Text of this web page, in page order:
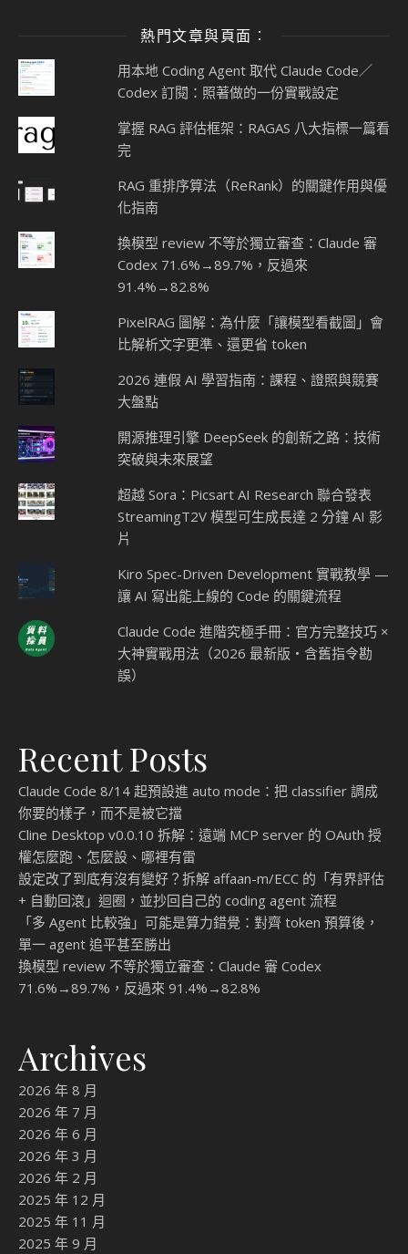
熱門文章與頁面︰
用本地 Coding Agent 取代 Claude Code／
Codex 訂閱：照著做的一份實戰設定
掌握 RAG 評估框架：RAGAS 八大指標一篇看
完
RAG 重排序算法（ReRank）的關鍵作用與優
化指南
換模型 review 不等於獨立審查：Claude 審
Codex 71.6%→89.7%，反過來
91.4%→82.8%
PixelRAG 圖解：為什麼「讓模型看截圖」會
比解析文字更準、還更省 token
2026 連假 AI 學習指南：課程、證照與競賽
大盤點
開源推理引擎 DeepSeek 的創新之路：技術
突破與未來展望
超越 Sora：Picsart AI Research 聯合發表
StreamingT2V 模型可生成長達 2 分鐘 AI 影
片
Kiro Spec-Driven Development 實戰教學 —
讓 AI 寫出能上線的 Code 的關鍵流程
Claude Code 進階究極手冊：官方完整技巧 ×
大神實戰用法（2026 最新版・含舊指令勘
誤）
Recent Posts
Claude Code 8/14 起預設進 auto mode：把 classifier 調成
你要的樣子，而不是被它擋
Cline Desktop v0.0.10 拆解：遠端 MCP server 的 OAuth 授
權怎麼跑、怎麼設、哪裡有雷
設定改了到底有沒有變好？拆解 affaan-m/ECC 的「有界評估
+ 自動回滾」迴圈，並抄回自己的 coding agent 流程
「多 Agent 比較強」可能是算力錯覺：對齊 token 預算後，
單一 agent 追平甚至勝出
換模型 review 不等於獨立審查：Claude 審 Codex
71.6%→89.7%，反過來 91.4%→82.8%
Archives
2026 年 8 月
2026 年 7 月
2026 年 6 月
2026 年 3 月
2026 年 2 月
2025 年 12 月
2025 年 11 月
2025 年 9 月